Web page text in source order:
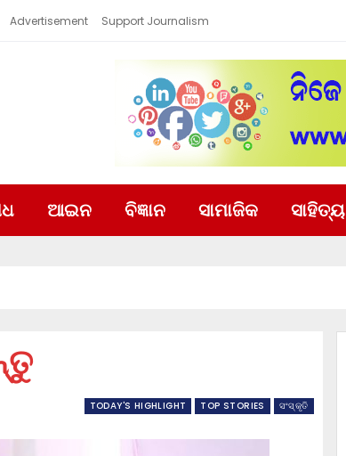
Advertisement Support Journalism
ଆଇନ ବିଜ୍ଞାନ ସାମାଜିକ ସାହିତ୍ୟ
TODAY'S HIGHLIGHT TOP STORIES ସଂସ୍କୃତି